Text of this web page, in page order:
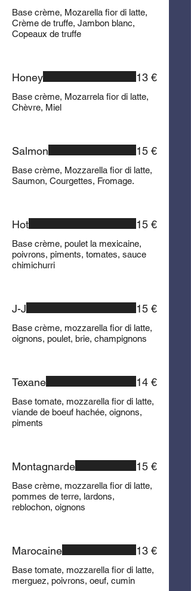
Base crème, Mozarella fior di latte,
Crème de truffe, Jambon blanc,
Copeaux de truffe
Honey
Base crème, Mozarrela fior di latte,
Chèvre, Miel
13 €
Salmon
Base crème, Mozzarella fior di latte,
Saumon, Courgettes, Fromage.
15 €
Hot
Base crème, poulet la mexicaine,
poivrons, piments, tomates, sauce
chimichurri
15 €
J-J
Base crème, mozzarella fior di latte,
oignons, poulet, brie, champignons
15 €
Texane
Base tomate, mozzarella fior di latte,
viande de boeuf hachée, oignons,
piments
14 €
Montagnarde
Base crème, mozzarella fior di latte,
pommes de terre, lardons,
reblochon, oignons
15 €
Marocaine
Base tomate, mozzarella fior di latte,
merguez, poivrons, oeuf, cumin
13 €